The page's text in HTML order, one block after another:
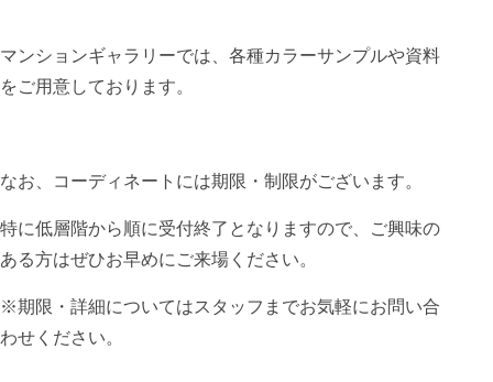
マンションギャラリーでは、各種カラーサンプルや資料
をご用意しております。
なお、コーディネートには期限・制限がございます。
特に低層階から順に受付終了となりますので、ご興味の
ある方はぜひお早めにご来場ください。
※期限・詳細についてはスタッフまでお気軽にお問い合
わせください。